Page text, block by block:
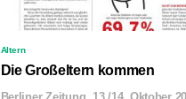
Altern
Die Großeltern kommen